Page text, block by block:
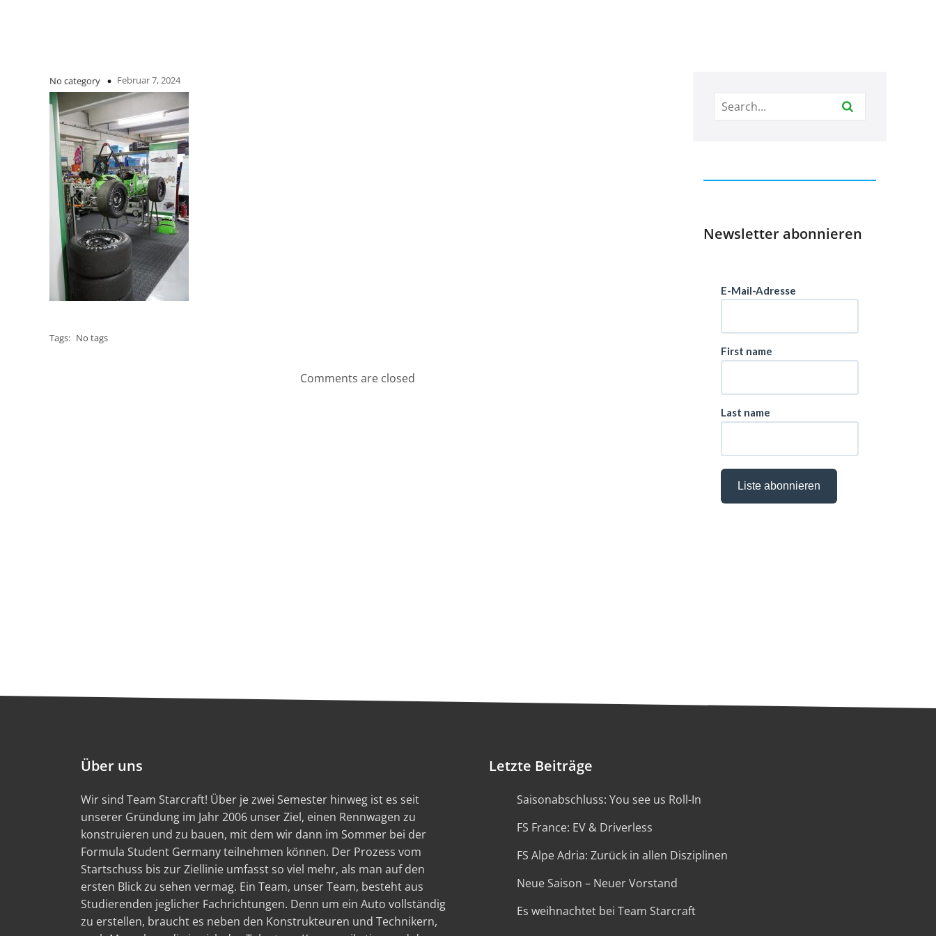
No category Februar 7, 2024
Tags: No tags
Comments are closed
Newsletter abonnieren
Über uns
Wir sind Team Starcraft! Über je zwei Semester hinweg ist es seit
unserer Gründung im Jahr 2006 unser Ziel, einen Rennwagen zu
konstruieren und zu bauen, mit dem wir dann im Sommer bei der
Formula Student Germany teilnehmen können. Der Prozess vom
Startschuss bis zur Ziellinie umfasst so viel mehr, als man auf den
ersten Blick zu sehen vermag. Ein Team, unser Team, besteht aus
Studierenden jeglicher Fachrichtungen. Denn um ein Auto vollständig
zu erstellen, braucht es neben den Konstrukteuren und Technikern,
Letzte Beiträge
Saisonabschluss: You see us Roll-In
FS France: EV & Driverless
FS Alpe Adria: Zurück in allen Disziplinen
Neue Saison – Neuer Vorstand
Es weihnachtet bei Team Starcraft